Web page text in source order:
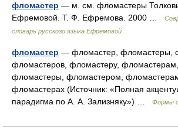
фломастер — м. см. фломастеры
Ефремовой. Т. Ф. Ефремова. 2000 …
словарь русского языка Ефремовой
фломастер — фломастер, фломастеры,
фломастеров, фломастеру,
фломастеры, фломастером,
фломастерах (Источник: «Полная
парадигма по А. А. Зализняку») …
Формы